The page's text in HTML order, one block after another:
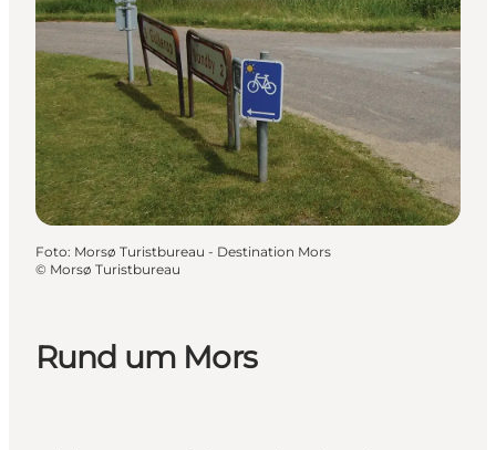
Erlebnisse
Infos über Mors
Unterkunft
Pauschalreisen / Urlaub
Planen Sie Ihre Reise
Rund um Mors
Foto: Morsø Turistbureau - Destination Mors
© Morsø Turistbureau